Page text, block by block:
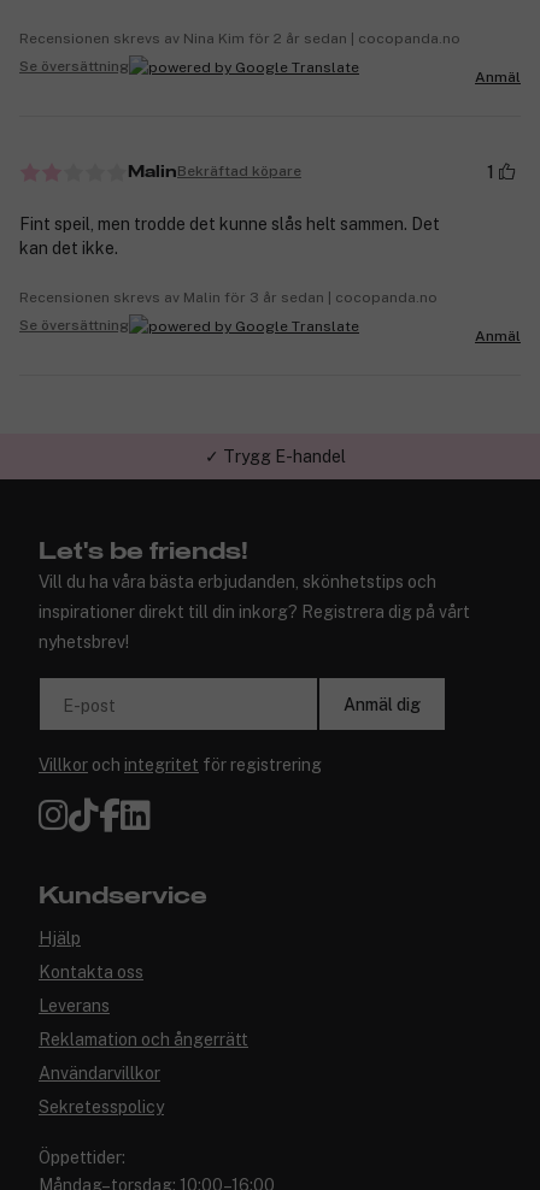
Recensionen skrevs av Nina Kim för 2 år sedan | cocopanda.no
Se översättning
Anmäl
MalinBekräftad köpare 1
Fint speil, men trodde det kunne slås helt sammen. Det
kan det ikke.
Recensionen skrevs av Malin för 3 år sedan | cocopanda.no
Se översättning
Anmäl
✓ Trygg E-handel
Let's be friends!
Vill du ha våra bästa erbjudanden, skönhetstips och
inspirationer direkt till din inkorg? Registrera dig på vårt
nyhetsbrev!
E-post Anmäl dig
Villkor och integritet för registrering
Kundservice
Hjälp
Kontakta oss
Leverans
Reklamation och ångerrätt
Användarvillkor
Sekretesspolicy
Öppettider:
Måndag–torsdag: 10:00–16:00